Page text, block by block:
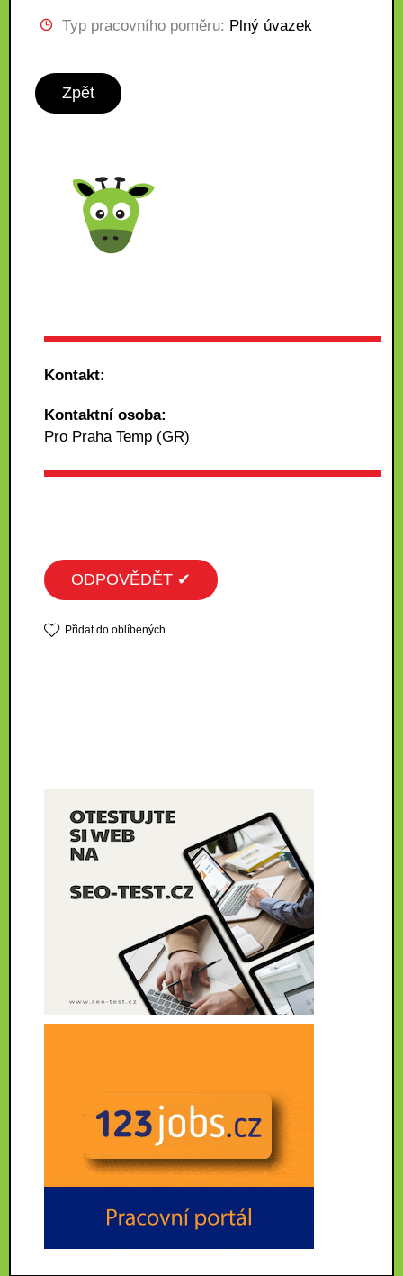
Typ pracovního poměru: Plný úvazek
Zpět
Kontakt:
Kontaktní osoba:
Pro Praha Temp (GR)
ODPOVĚDĚT ✔
Přidat do oblíbených